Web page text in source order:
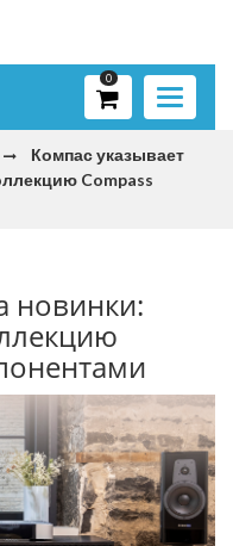
Toggle
0
Компас указывает
Compass
новинки: